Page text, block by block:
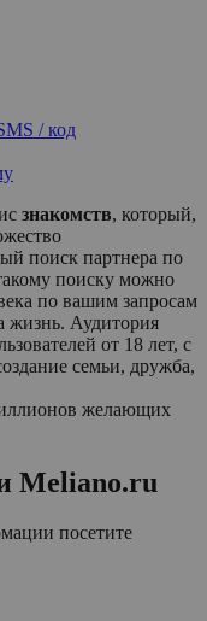
/ код
знакомств, который,
поиск партнера по
поиску можно
по вашим запросам
жизнь. Аудитория
от 18 лет, с
семьи, дружба,
желающих
Мeliano.ru
посетите